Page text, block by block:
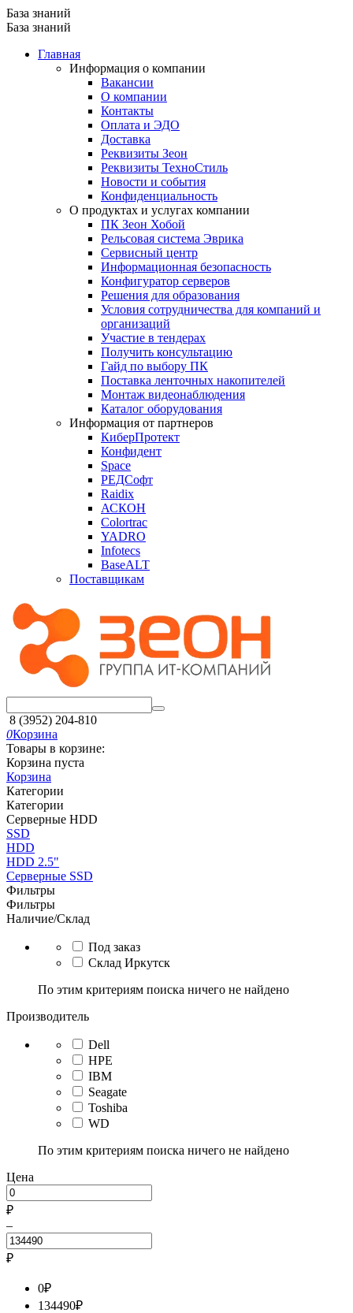
База знаний
База знаний
Главная
Информация о компании
Вакансии
О компании
Контакты
Оплата и ЭДО
Доставка
Реквизиты Зеон
Реквизиты ТехноСтиль
Новости и события
Конфиденциальность
О продуктах и услугах компании
ПК Зеон Хобой
Рельсовая система Эврика
Сервисный центр
Информационная безопасность
Конфигуратор серверов
Решения для образования
Условия сотрудничества для компаний и
организаций
Участие в тендерах
Получить консультацию
Гайд по выбору ПК
Поставка ленточных накопителей
Монтаж видеонаблюдения
Каталог оборудования
Информация от партнеров
КиберПротект
Конфидент
Space
РЕДСофт
Raidix
АСКОН
Colortrac
YADRO
Infotecs
BaseALT
Поставщикам
8 (3952) 204-810
0Корзина
Товары в корзине:
Корзина пуста
Корзина
Категории
Категории
Серверные HDD
SSD
HDD
HDD 2.5"
Серверные SSD
Фильтры
Фильтры
Наличие/Склад
Под заказ
Склад Иркутск
По этим критериям поиска ничего не найдено
Производитель
Dell
HPE
IBM
Seagate
Toshiba
WD
По этим критериям поиска ничего не найдено
Цена
₽
–
₽
0₽
134490₽